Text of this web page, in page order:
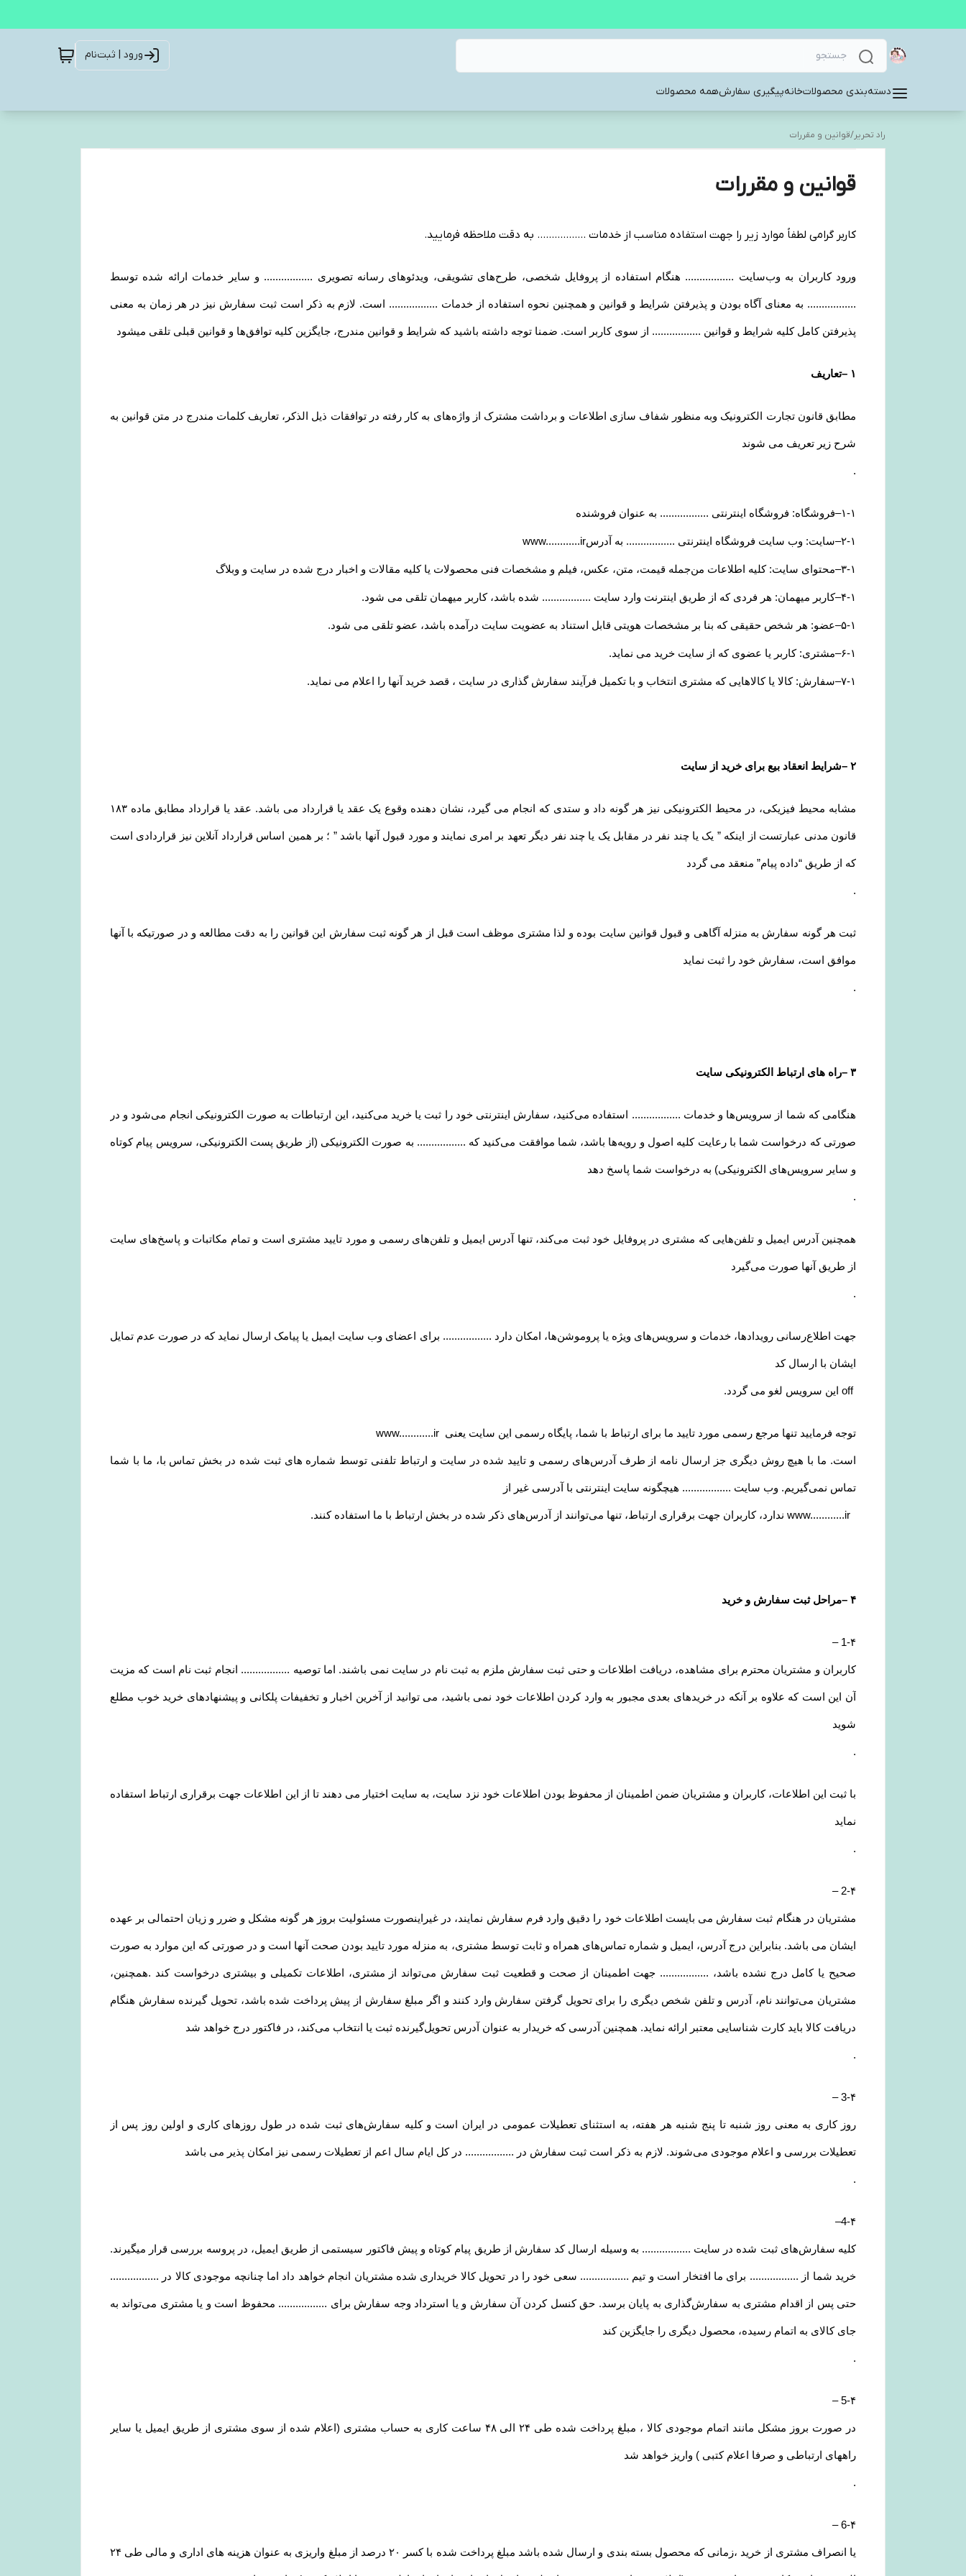
ورود | ثبت‌نام
دسته‌بندی محصولاتخانهپیگیری سفارشهمه محصولات
راد تحریر/قوانین و مقررات
قوانین و مقررات
کاربر گرامی لطفاً موارد زیر را جهت استفاده مناسب از خدمات ................. به دقت ملاحظه فرمایید.
ورود کاربران به وب‏‌سایت ................. هنگام استفاده از پروفایل شخصی، طرح‏‌های تشویقی، ویدئوهای رسانه تصویری ................. و سایر خدمات ارائه شده توسط
................. به معنای آگاه بودن و پذیرفتن شرایط و قوانین و همچنین نحوه استفاده از خدمات ................. است. لازم به ذکر است ثبت سفارش نیز در هر زمان به معنی
پذیرفتن کامل کلیه شرایط و قوانین ................. از سوی کاربر است. ضمنا توجه داشته باشید که شرایط و قوانین مندرج، جایگزین کلیه توافق‏‌ها و قوانین قبلی تلقی میشود
۱ –تعاریف
مطابق قانون تجارت الکترونیک وبه منظور شفاف سازی اطلاعات و برداشت مشترک از واژه‌های به کار رفته در توافقات ذیل الذکر، تعاریف کلمات مندرج در متن قوانین به
شرح زیر تعریف می شوند
.
۱-۱–فروشگاه: فروشگاه اینترنتی ................. به عنوان فروشنده
۲-۱–سایت: وب سایت فروشگاه اینترنتی ................. به آدرسwww............ir
۳-۱–محتوای سایت: کلیه اطلاعات من‌جمله قیمت، متن، عکس، فیلم و مشخصات فنی محصولات یا کلیه مقالات و اخبار درج شده در سایت و وبلاگ
۴-۱–کاربر میهمان: هر فردی که از طریق اینترنت وارد سایت ................. شده باشد، کاربر میهمان تلقی می شود.
۵-۱–عضو: هر شخص حقیقی که بنا بر مشخصات هویتی قابل استناد به عضویت سایت درآمده باشد، عضو تلقی می شود.
۶-۱–مشتری: کاربر یا عضوی که از سایت خرید می نماید.
۷-۱–سفارش: کالا یا کالاهایی که مشتری انتخاب و با تکمیل فرآیند سفارش گذاری در سایت ، قصد خرید آنها را اعلام می نماید.
۲ –شرایط انعقاد بیع برای خرید از سایت
مشابه محیط فیزیکی، در محیط الکترونیکی نیز هر گونه داد و ستدی که انجام می گیرد، نشان دهنده وقوع یک عقد یا قرارداد می باشد. عقد یا قرارداد مطابق ماده ۱۸۳
قانون مدنی عبارتست از اینکه ” یک یا چند نفر در مقابل یک یا چند نفر دیگر تعهد بر امری نمایند و مورد قبول آنها باشد ” ؛ بر همین اساس قرارداد آنلاین نیز قراردادی است
که از طریق “داده پیام” منعقد می گردد
.
ثبت هر گونه سفارش به منزله آگاهی و قبول قوانین سایت بوده و لذا مشتری موظف است قبل از هر گونه ثبت سفارش این قوانین را به دقت مطالعه و در صورتیکه با آنها
موافق است، سفارش خود را ثبت نماید
.
۳ –راه های ارتباط الکترونیکی سایت
هنگامی که شما از سرویس‌‏ها و خدمات ................. استفاده می‏‌کنید، سفارش اینترنتی خود را ثبت یا خرید می‏‌کنید، این ارتباطات به صورت الکترونیکی انجام می‏‌شود و در
صورتی که درخواست شما با رعایت کلیه اصول و رویه‏‌ها باشد، شما موافقت می‌‏کنید که ................. به صورت الکترونیکی (از طریق پست الکترونیکی، سرویس پیام کوتاه
و سایر سرویس‌های الکترونیکی) به درخواست شما پاسخ دهد
.
همچنین آدرس ایمیل و تلفن‌هایی که مشتری در پروفایل خود ثبت می‌کند، تنها آدرس ایمیل و تلفن‌های رسمی و مورد تایید مشتری است و تمام مکاتبات و پاسخ‌های سایت
از طریق آنها صورت می‌گیرد
.
جهت اطلاع‌رسانی رویدادها، خدمات و سرویس‌های ویژه یا پروموشن‌ها، امکان دارد ................. برای اعضای وب سایت ایمیل یا پیامک ارسال نماید که در صورت عدم تمایل
ایشان با ارسال کد
off این سرویس لغو می گردد.
توجه فرمایید تنها مرجع رسمی مورد تایید ما برای ارتباط با شما، پایگاه رسمی این سایت یعنی www............ir
است. ما با هیچ روش دیگری جز ارسال نامه از طرف آدرس‏‌های رسمی و تایید شده در سایت و ارتباط تلفنی توسط شماره های ثبت شده در بخش تماس با، ما با شما
تماس نمی‌‏گیریم. وب سایت ................. هیچگونه سایت اینترنتی با آدرسی غیر از
www............ir ندارد، کاربران جهت برقراری ارتباط، تنها می‏‌توانند از آدرس‌‏های ذکر شده در بخش ارتباط با ما استفاده کنند.
۴ –مراحل ثبت سفارش و خرید
1-۴ –
کاربران و مشتریان محترم برای مشاهده، دریافت اطلاعات و حتی ثبت سفارش ملزم به ثبت نام در سایت نمی باشند. اما توصیه ................. انجام ثبت نام است که مزیت
آن این است که علاوه بر آنکه در خریدهای بعدی مجبور به وارد کردن اطلاعات خود نمی باشید، می توانید از آخرین اخبار و تخفیفات پلکانی و پیشنهادهای خرید خوب مطلع
شوید
.
با ثبت این اطلاعات، کاربران و مشتریان ضمن اطمینان از محفوظ بودن اطلاعات خود نزد سایت، به سایت اختیار می دهند تا از این اطلاعات جهت برقراری ارتباط استفاده
نماید
.
2-۴ –
مشتریان در هنگام ثبت سفارش می بایست اطلاعات خود را دقیق وارد فرم سفارش نمایند، در غیراینصورت مسئولیت بروز هر گونه مشکل و ضرر و زیان احتمالی بر عهده
ایشان می باشد. بنابراین درج آدرس، ایمیل و شماره تماس‌های همراه و ثابت توسط مشتری، به منزله مورد تایید بودن صحت آنها است و در صورتی که این موارد به صورت
صحیح یا کامل درج نشده باشد، ................. جهت اطمینان از صحت و قطعیت ثبت سفارش می‌تواند از مشتری، اطلاعات تکمیلی و بیشتری درخواست کند .همچنین،
مشتریان می‌توانند نام، آدرس و تلفن شخص دیگری را برای تحویل گرفتن سفارش وارد کنند و اگر مبلغ سفارش از پیش پرداخت شده باشد، تحویل گیرنده سفارش هنگام
دریافت کالا باید کارت شناسایی معتبر ارائه نماید. همچنین آدرسی که خریدار به عنوان آدرس تحویل‌گیرنده ثبت یا انتخاب می‌کند، در فاکتور درج خواهد شد
.
3-۴–
روز کاری به معنی روز شنبه تا پنج شنبه هر هفته، به استثنای تعطیلات عمومی در ایران است و کلیه سفارش‏‌های ثبت شده در طول روزهای کاری و اولین روز پس از
تعطیلات بررسی و اعلام موجودی می‌‏شوند. لازم به ذکر است ثبت سفارش در ................. در کل ایام سال اعم از تعطیلات رسمی نیز امکان پذیر می باشد
.
4-۴–
کلیه سفارش‌‏های ثبت شده در سایت ................. به وسیله ارسال کد سفارش از طریق پیام کوتاه و پیش فاکتور سیستمی از طریق ایمیل، در پروسه بررسی قرار میگیرند.
خرید شما از ................. برای ما افتخار است و تیم ................. سعی خود را در تحویل کالا خریداری شده مشتریان انجام خواهد داد اما چنانچه موجودی کالا در .................
حتی پس از اقدام مشتری به سفارش‌‏گذاری به پایان برسد. حق کنسل کردن آن سفارش و یا استرداد وجه سفارش برای ................. محفوظ است و یا مشتری می‏‌تواند به
جای کالای به اتمام رسیده، محصول دیگری را جایگزین کند
.
5-۴–
در صورت بروز مشکل مانند اتمام موجودی کالا ، مبلغ پرداخت شده طی ۲۴ الی ۴۸ ساعت کاری به حساب مشتری (اعلام شده از سوی مشتری از طریق ایمیل یا سایر
راههای ارتباطی و صرفا اعلام کتبی ) واریز خواهد شد
.
6-۴–
یا انصراف مشتری از خرید ،زمانی که محصول بسته بندی و ارسال شده باشد مبلغ پرداخت شده با کسر ۲۰ درصد از مبلغ واریزی به عنوان هزینه های اداری و مالی طی ۲۴